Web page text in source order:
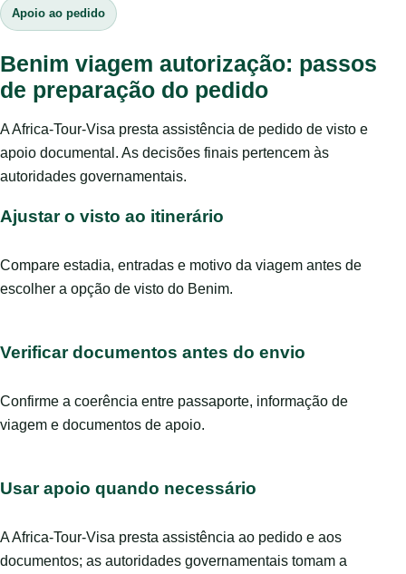
Apoio ao pedido
Benim viagem autorização: passos
de preparação do pedido
A Africa-Tour-Visa presta assistência de pedido de visto e
apoio documental. As decisões finais pertencem às
autoridades governamentais.
Ajustar o visto ao itinerário
Compare estadia, entradas e motivo da viagem antes de
escolher a opção de visto do Benim.
Verificar documentos antes do envio
Confirme a coerência entre passaporte, informação de
viagem e documentos de apoio.
Usar apoio quando necessário
A Africa-Tour-Visa presta assistência ao pedido e aos
documentos; as autoridades governamentais tomam a